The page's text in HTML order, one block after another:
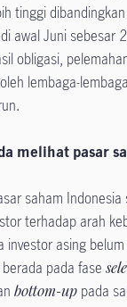
tinggi
awal Juni
obligasi,
lembaga-
melihat pasar
saham
terhadap arah
investor asing
pada fase
bottom-up pada